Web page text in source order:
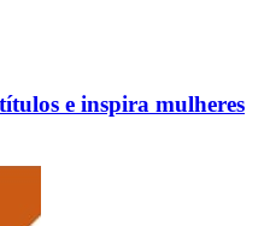
e inspira mulheres